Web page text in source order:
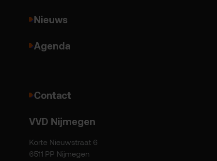
Nieuws
Agenda
Contact
VVD Nijmegen
Korte Nieuwstraat 6
6511 PP Nijmegen